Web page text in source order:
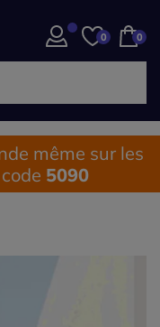
0 0
même sur les
5090